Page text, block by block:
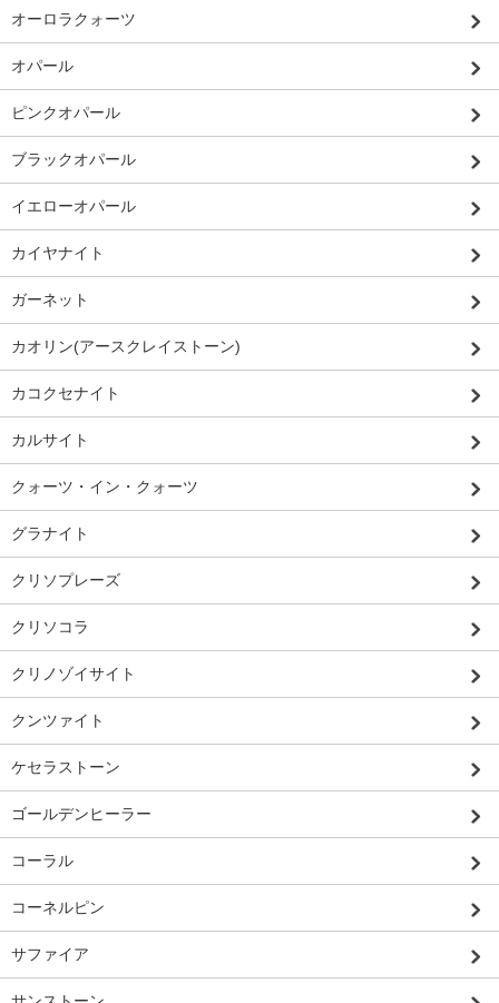
オーロラクォーツ
オパール
ピンクオパール
ブラックオパール
イエローオパール
カイヤナイト
ガーネット
カオリン(アースクレイストーン)
カコクセナイト
カルサイト
クォーツ・イン・クォーツ
グラナイト
クリソプレーズ
クリソコラ
クリノゾイサイト
クンツァイト
ケセラストーン
ゴールデンヒーラー
コーラル
コーネルピン
サファイア